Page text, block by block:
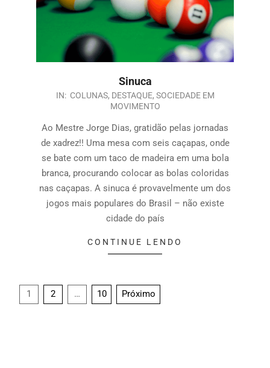
Sinuca
IN: COLUNAS, DESTAQUE, SOCIEDADE EM
MOVIMENTO
Ao Mestre Jorge Dias, gratidão pelas jornadas
de xadrez!! Uma mesa com seis caçapas, onde
se bate com um taco de madeira em uma bola
branca, procurando colocar as bolas coloridas
nas caçapas. A sinuca é provavelmente um dos
jogos mais populares do Brasil – não existe
cidade do país
CONTINUE LENDO
1 2 … 10 Próximo